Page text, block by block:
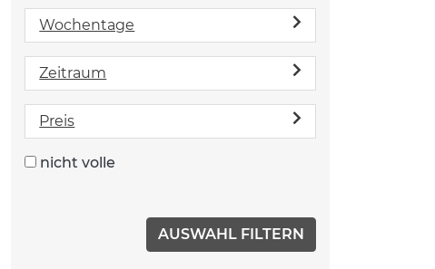
Wochentage
Zeitraum
Preis
nicht volle